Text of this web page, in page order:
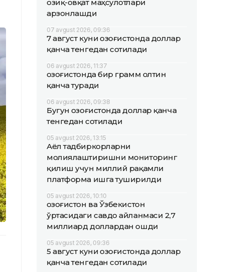
озиқ-овқат маҳсулотлари
арзонлашди
07 avgust 2026, 09:36
7 август куни Қозоғистонда доллар
қанча тенгедан сотилади
06 avgust 2026, 11:37
Қозоғистонда бир грамм олтин
қанча туради
06 avgust 2026, 09:38
Бугун Қозоғистонда доллар қанча
тенгедан сотилади
05 avgust 2026, 13:15
Аёл тадбиркорларни
молиялаштиришни мониторинг
қилиш учун миллий рақамли
платформа ишга туширилди
05 avgust 2026, 10:10
Қозоғистон ва Ўзбекистон
ўртасидаги савдо айланмаси 2,7
миллиард доллардан ошди
05 avgust 2026, 09:36
5 август куни Қозоғистонда доллар
қанча тенгедан сотилади